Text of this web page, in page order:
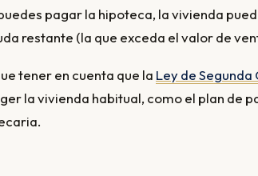
pagar la hipoteca, la vivienda
restante (la que exceda el valor de
tener en cuenta que la Ley de
la vivienda habitual, como el plan de